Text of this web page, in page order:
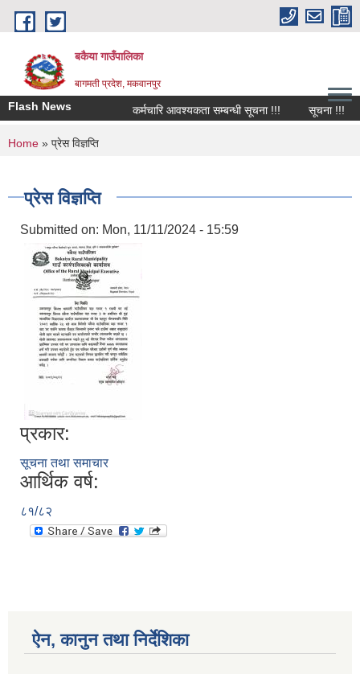
Skip to main content
बकैया गाउँपालिका
बागमती प्रदेश, मकवानपुर
Flash News कर्मचारि आवश्यकता सम्बन्धी सूचना !!! सूचना !!!
You are here
Home » प्रेस विज्ञप्ति
प्रेस विज्ञप्ति
Submitted on: Mon, 11/11/2024 - 15:59
प्रकार:
सूचना तथा समाचार
आर्थिक वर्ष:
८१/८२
ऐन, कानुन तथा निर्देशिका